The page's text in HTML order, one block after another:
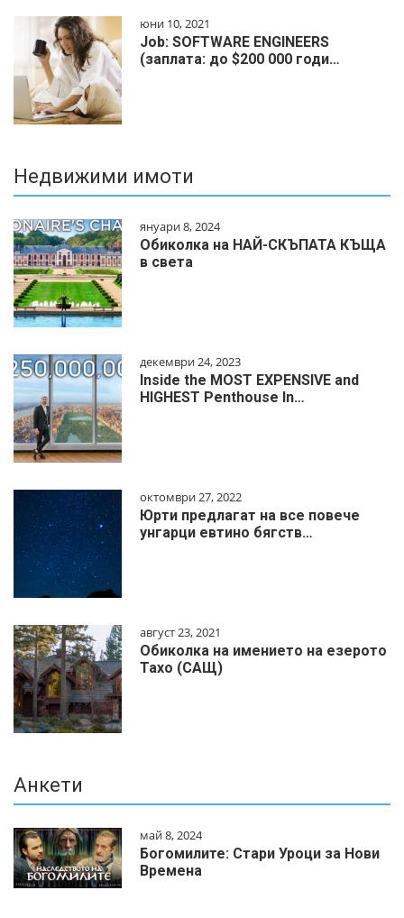
юни 10, 2021
Job: SOFTWARE ENGINEERS
(заплата: до $200 000 годи…
Недвижими имоти
януари 8, 2024
Обиколка на НАЙ-СКЪПАТА КЪЩА
в света
декември 24, 2023
Inside the MOST EXPENSIVE and
HIGHEST Penthouse In…
октомври 27, 2022
Юрти предлагат на все повече
унгарци евтино бягств…
август 23, 2021
Обиколка на имението на езерото
Тахо (САЩ)
Анкети
май 8, 2024
Богомилите: Стари Уроци за Нови
Времена